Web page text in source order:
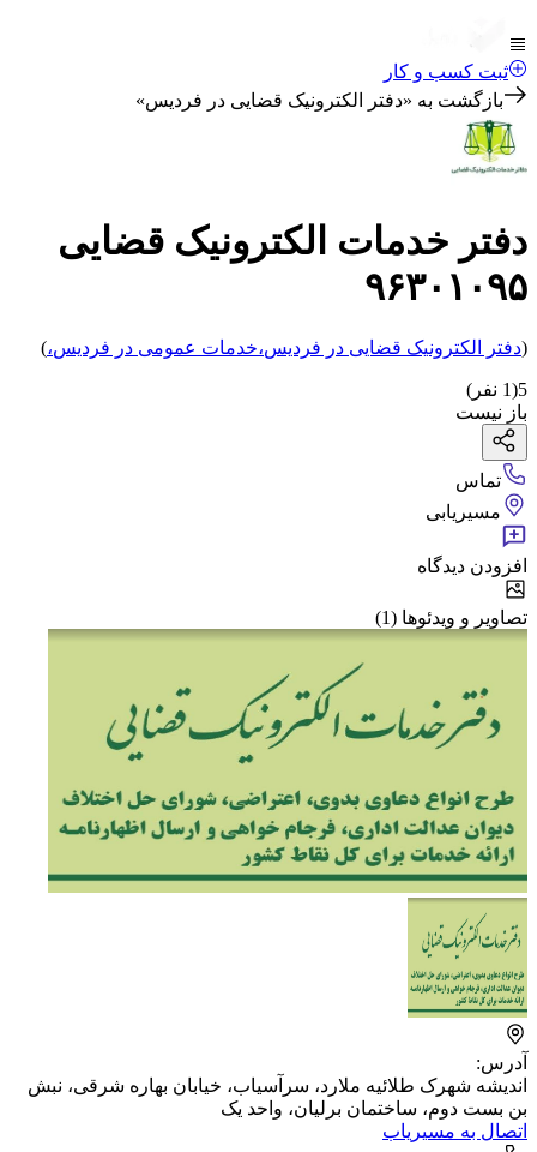
ثبت کسب و کار
بازگشت به «دفتر الکترونیک قضایی در فردیس»
دفتر خدمات الکترونیک قضایی
۹۶۳۰۱۰۹۵
(دفتر الکترونیک قضایی در فردیس،خدمات عمومی در فردیس،)
5
(
1 نفر)
باز نیست
تماس
مسیریابی
افزودن دیدگاه
تصاویر و ویدئوها (1)
آدرس:
اندیشه شهرک طلائیه ملارد، سرآسیاب، خیابان بهاره شرقی، نبش
بن بست دوم، ساختمان برلیان، واحد یک
اتصال به مسیریاب